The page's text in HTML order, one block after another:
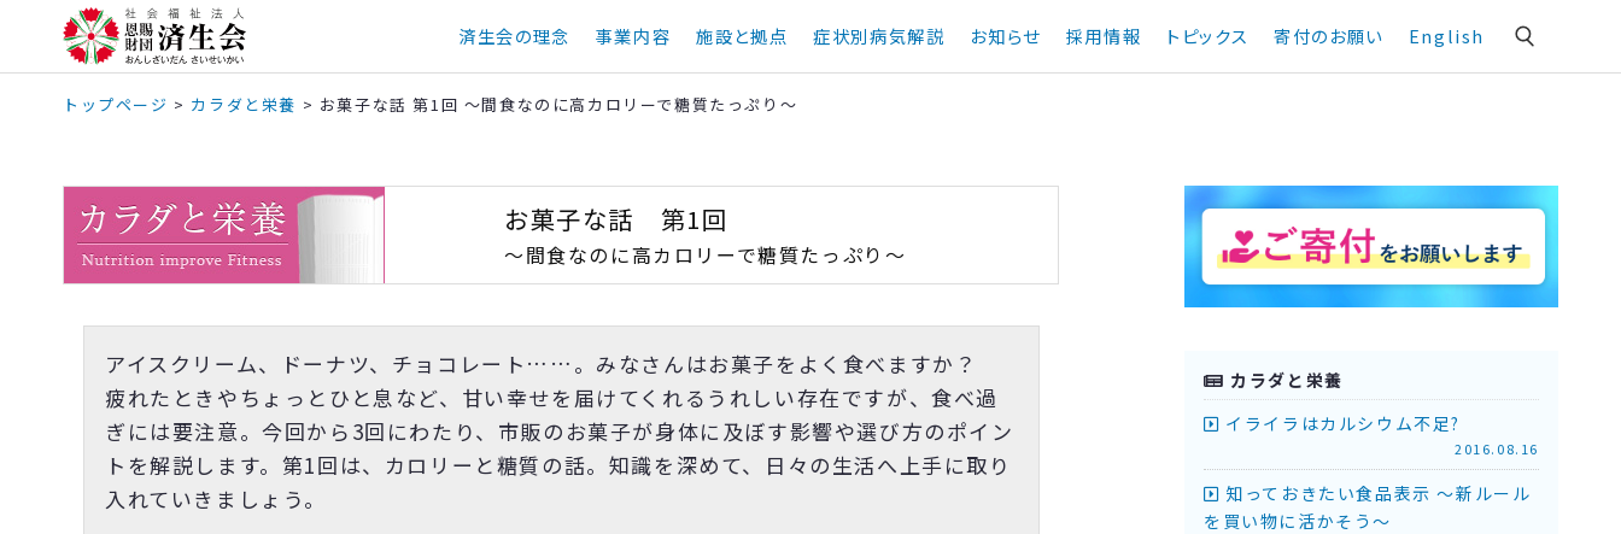
済生会の理念 事業内容 施設と拠点 症状別病気解説 お知らせ 採用情報 トピックス 寄付のお願い English
トップページ > カラダと栄養 > お菓子な話 第1回 ～間食なのに高カロリーで糖質たっぷり～
お菓子な話 第1回
～間食なのに高カロリーで糖質たっぷり～
アイスクリーム、ドーナツ、チョコレート……。みなさんはお菓子をよく食べますか？
疲れたときやちょっとひと息など、甘い幸せを届けてくれるうれしい存在ですが、食べ過
ぎには要注意。今回から3回にわたり、市販のお菓子が身体に及ぼす影響や選び方のポイン
トを解説します。第1回は、カロリーと糖質の話。知識を深めて、日々の生活へ上手に取り
入れていきましょう。
カラダと栄養
イライラはカルシウム不足?
2016.08.16
知っておきたい食品表示 ～新ルール
を買い物に活かそう～